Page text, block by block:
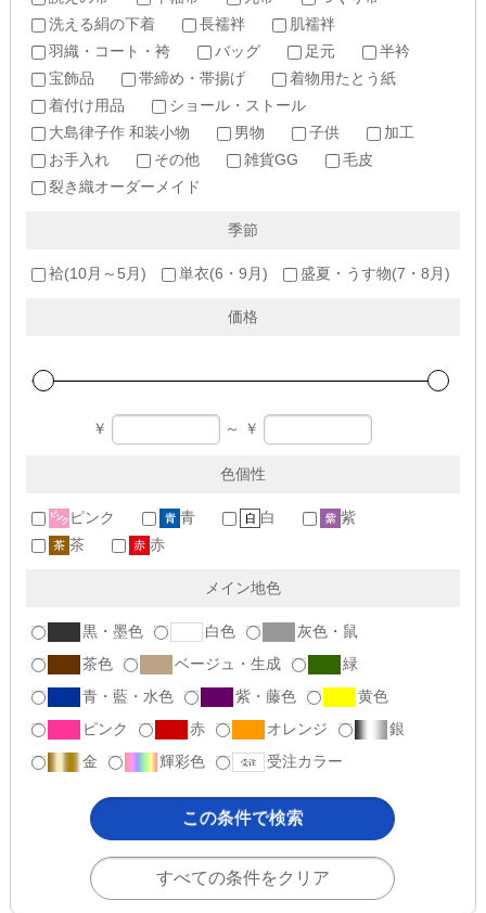
洗える絹の下着
長襦袢
肌襦袢
羽織・コート・袴
バッグ 足元
半衿
宝飾品
帯締め・帯揚げ
着物用たとう紙
着付け用品
ショール・ストール
大島律子作 和装小物
男物 子供
加工
お手入れ
その他 雑貨GG
毛皮
裂き織オーダーメイド
季節
袷(10月～5月) 単衣(6・9月) 盛夏・うす物(7・8月)
価格
￥ ～ ￥
色個性
ピンク 青 白
紫
茶
赤
メイン地色
黒・墨色 白色
灰色・鼠
茶色
ベージュ・生成
緑
青・藍・水色
紫・藤色
黄色
ピンク
赤 オレンジ
銀
金
輝彩色 受注カラー